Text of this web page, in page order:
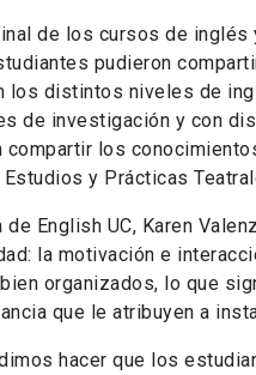
de los cursos de
pudieron
los distintos niveles de
de investigación y con
los
y Prácticas
English UC, Karen
la motivación e
organizados, lo que
que le atribuyen a
hacer que los